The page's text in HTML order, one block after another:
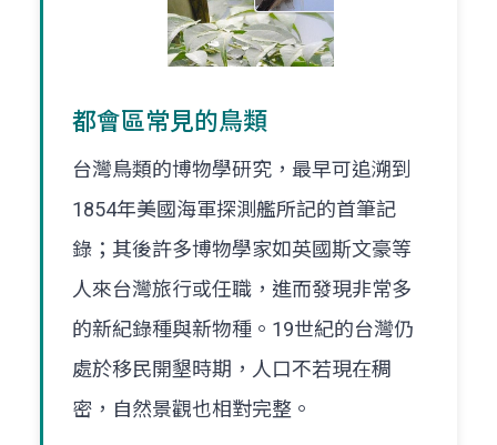
都會區常見的鳥類
台灣鳥類的博物學研究，最早可追溯到
1854年美國海軍探測艦所記的首筆記
錄；其後許多博物學家如英國斯文豪等
人來台灣旅行或任職，進而發現非常多
的新紀錄種與新物種。19世紀的台灣仍
處於移民開墾時期，人口不若現在稠
密，自然景觀也相對完整。